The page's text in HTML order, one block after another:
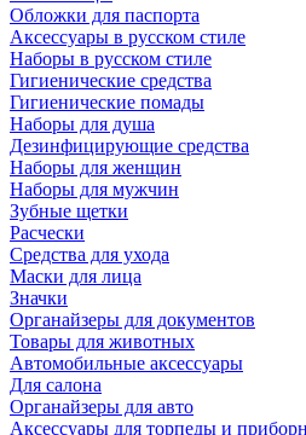
Обложки для паспорта
Аксессуары в русском стиле
Наборы в русском стиле
Гигиенические средства
Гигиенические помады
Наборы для душа
Дезинфицирующие средства
Наборы для женщин
Наборы для мужчин
Зубные щетки
Расчески
Средства для ухода
Маски для лица
Значки
Органайзеры для документов
Товары для животных
Автомобильные аксессуары
Для салона
Органайзеры для авто
Аксессуары для торпеды и